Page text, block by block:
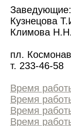
Заведующие:
Кузнецова
Климова
пл.
т. 233-46-58
Время
Время
Время
Время